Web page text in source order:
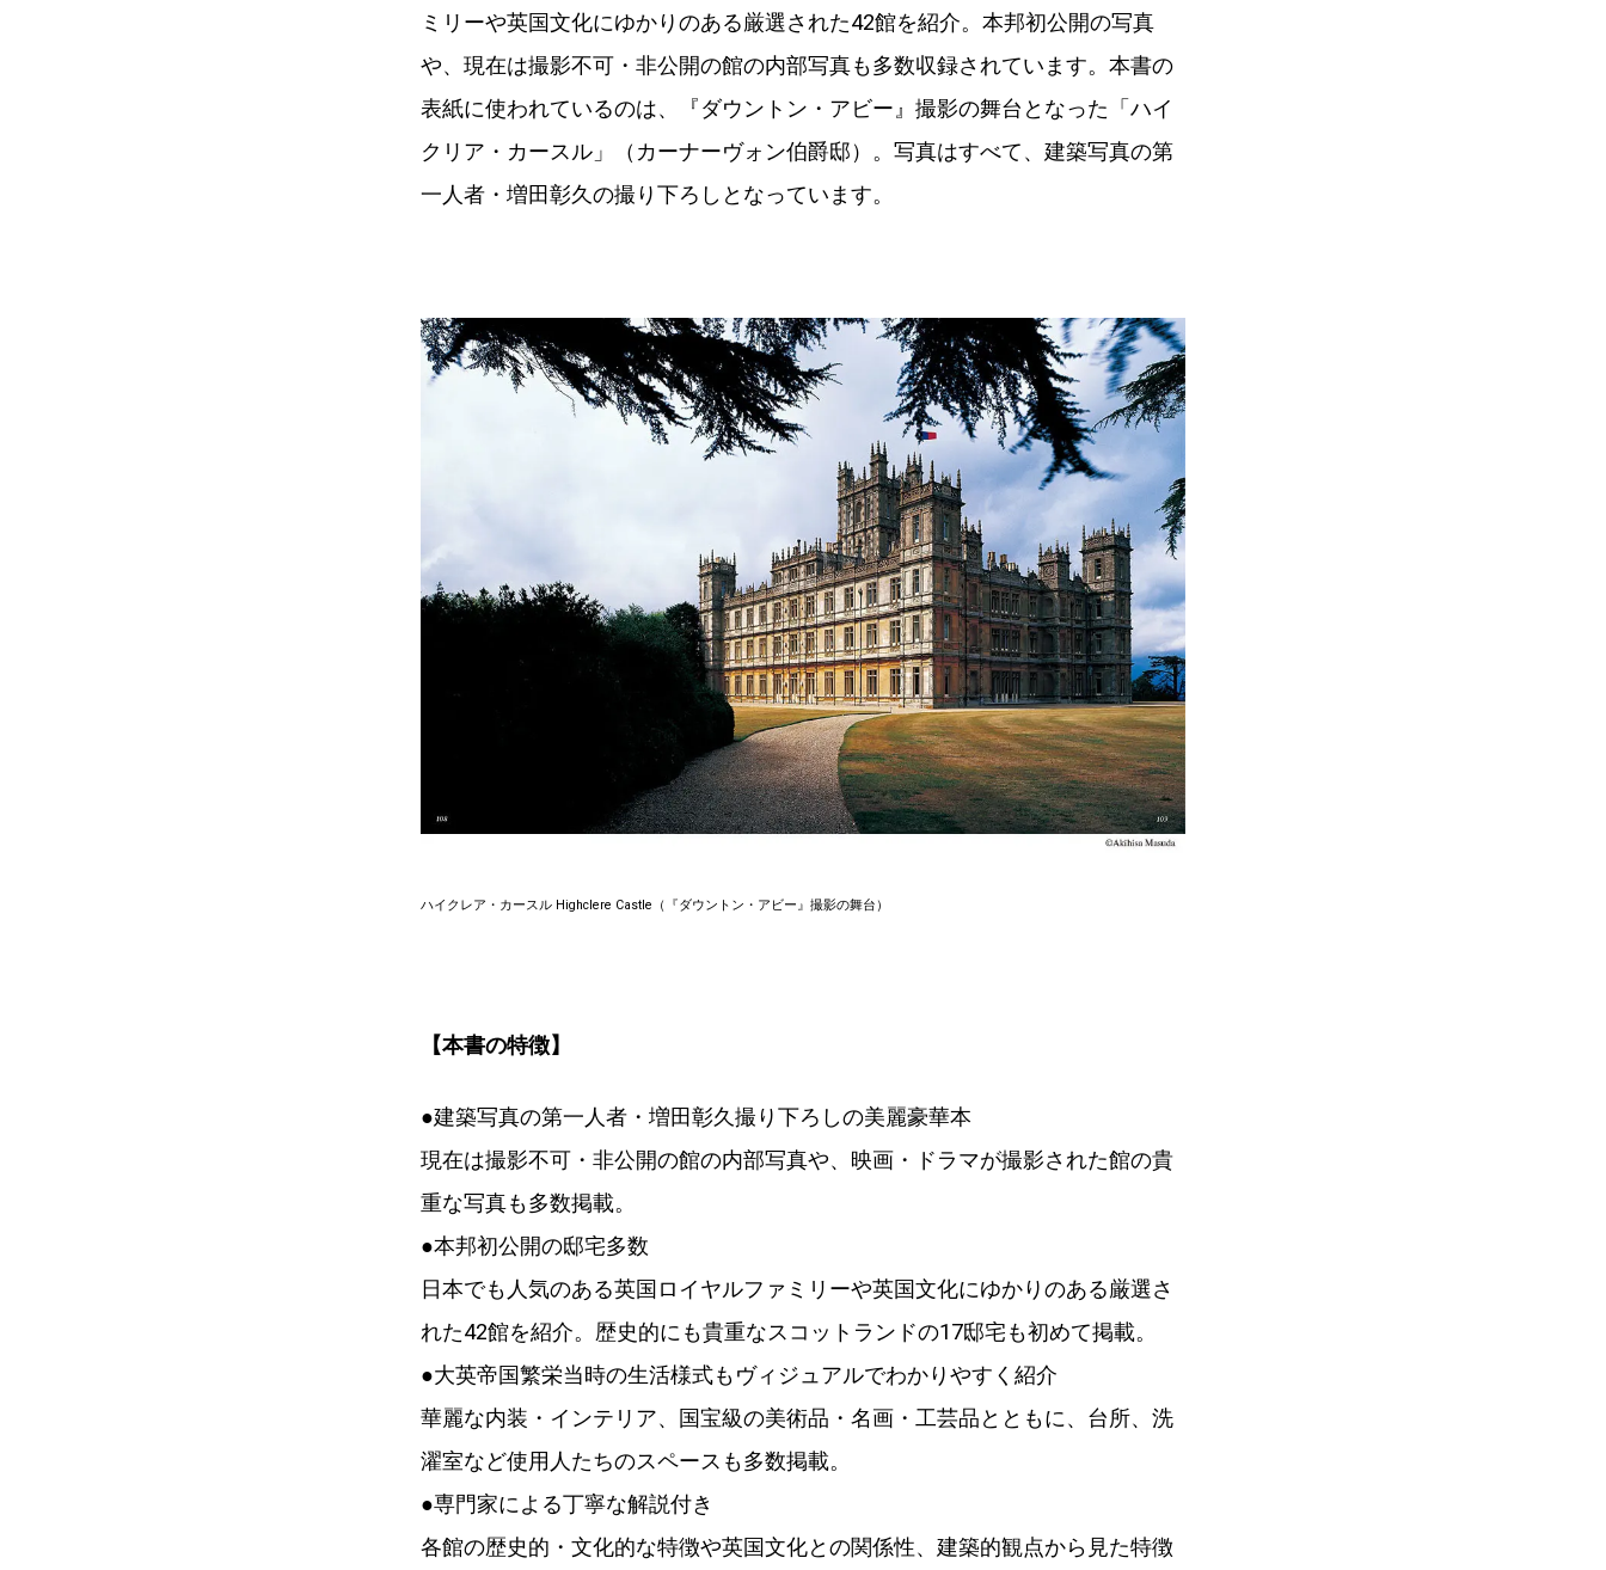
ミリーや英国文化にゆかりのある厳選された42館を紹介。本邦初公開の写真
や、現在は撮影不可・非公開の館の内部写真も多数収録されています。本書の
表紙に使われているのは、『ダウントン・アビー』撮影の舞台となった「ハイ
クリア・カースル」（カーナーヴォン伯爵邸）。写真はすべて、建築写真の第
一人者・増田彰久の撮り下ろしとなっています。
ハイクレア・カースル Highclere Castle（『ダウントン・アビー』撮影の舞台）
【本書の特徴】
●建築写真の第一人者・増田彰久撮り下ろしの美麗豪華本
現在は撮影不可・非公開の館の内部写真や、映画・ドラマが撮影された館の貴
重な写真も多数掲載。
●本邦初公開の邸宅多数
日本でも人気のある英国ロイヤルファミリーや英国文化にゆかりのある厳選さ
れた42館を紹介。歴史的にも貴重なスコットランドの17邸宅も初めて掲載。
●大英帝国繁栄当時の生活様式もヴィジュアルでわかりやすく紹介
華麗な内装・インテリア、国宝級の美術品・名画・工芸品とともに、台所、洗
濯室など使用人たちのスペースも多数掲載。
●専門家による丁寧な解説付き
各館の歴史的・文化的な特徴や英国文化との関係性、建築的観点から見た特徴